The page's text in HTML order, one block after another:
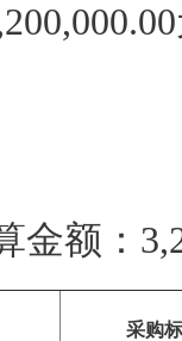
金额：
采购